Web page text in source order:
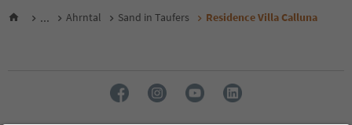
... Ahrntal Sand in Taufers Residence Villa Calluna